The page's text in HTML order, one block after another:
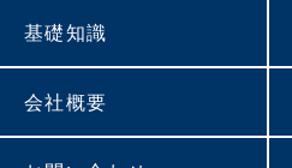
基礎知識
会社概要